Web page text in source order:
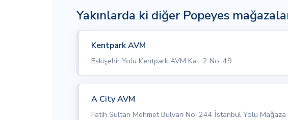
Yakınlarda ki diğer Popeyes
Kentpark AVM
Eskişehir Yolu Kentpark AVM Kat: 2 No: 49
A City AVM
Fatih Sultan Mehmet Bulvarı No: 244 İstanbul Yolu